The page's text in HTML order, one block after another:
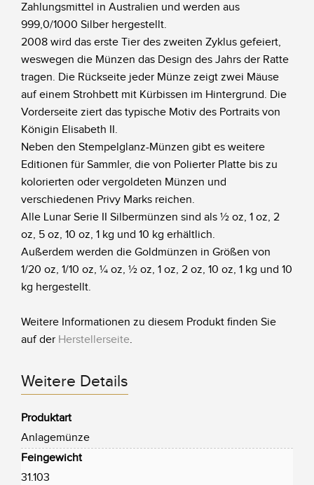
Zahlungsmittel in Australien und werden aus
999,0/1000 Silber hergestellt.
2008 wird das erste Tier des zweiten Zyklus gefeiert,
weswegen die Münzen das Design des Jahrs der Ratte
tragen. Die Rückseite jeder Münze zeigt zwei Mäuse
auf einem Strohbett mit Kürbissen im Hintergrund. Die
Vorderseite ziert das typische Motiv des Portraits von
Königin Elisabeth II.
Neben den Stempelglanz-Münzen gibt es weitere
Editionen für Sammler, die von Polierter Platte bis zu
kolorierten oder vergoldeten Münzen und
verschiedenen Privy Marks reichen.
Alle Lunar Serie II Silbermünzen sind als ½ oz, 1 oz, 2
oz, 5 oz, 10 oz, 1 kg und 10 kg erhältlich.
Außerdem werden die Goldmünzen in Größen von
1/20 oz, 1/10 oz, ¼ oz, ½ oz, 1 oz, 2 oz, 10 oz, 1 kg und 10
kg hergestellt.
Weitere Informationen zu diesem Produkt finden Sie
auf der Herstellerseite.
Weitere Details
Produktart
Anlagemünze
Feingewicht
31.103